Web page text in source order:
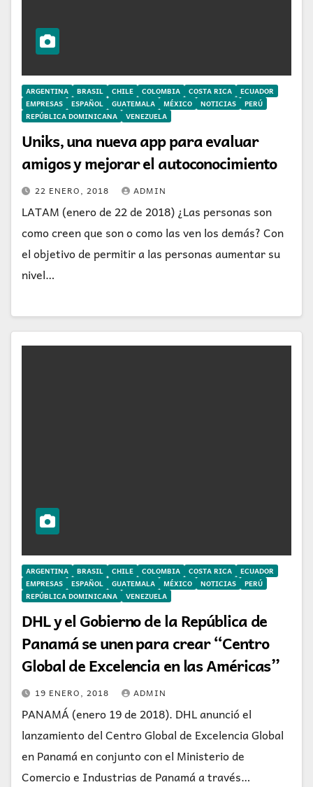
ARGENTINA BRASIL CHILE COLOMBIA COSTA RICA
ECUADOR
EMPRESAS
ESPAÑOL GUATEMALA MÉXICO NOTICIAS
PERÚ
REPÚBLICA DOMINICANA
VENEZUELA
Uniks, una nueva app para evaluar
amigos y mejorar el autoconocimiento
22 ENERO, 2018 ADMIN
LATAM (enero de 22 de 2018) ¿Las personas son
como creen que son o como las ven los demás? Con
el objetivo de permitir a las personas aumentar su
nivel…
ARGENTINA BRASIL CHILE COLOMBIA COSTA RICA
ECUADOR
EMPRESAS
ESPAÑOL GUATEMALA MÉXICO NOTICIAS
PERÚ
REPÚBLICA DOMINICANA
VENEZUELA
DHL y el Gobierno de la República de
Panamá se unen para crear “Centro
Global de Excelencia en las Américas”
19 ENERO, 2018 ADMIN
PANAMÁ (enero 19 de 2018). DHL anunció el
lanzamiento del Centro Global de Excelencia Global
en Panamá en conjunto con el Ministerio de
Comercio e Industrias de Panamá a través…